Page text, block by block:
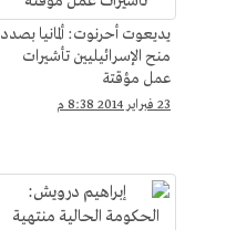
يديعوت أحرنوت: ألمانيا بصدد
منح الإسرائيليين تأشيرات
عمل مؤقتة
23 فبراير 2014 8:38 م